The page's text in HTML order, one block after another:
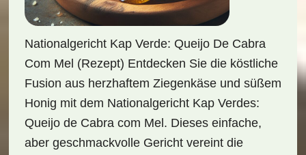
Nationalgericht Kap Verde: Queijo De Cabra
Com Mel (Rezept) Entdecken Sie die köstliche
Fusion aus herzhaftem Ziegenkäse und süßem
Honig mit dem Nationalgericht Kap Verdes:
Queijo de Cabra com Mel. Dieses einfache,
aber geschmackvolle Gericht vereint die